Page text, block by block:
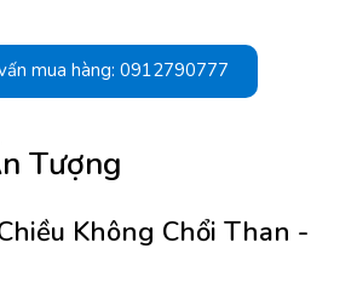
mua hàng: 0912790777
Tượng
Không Chổi Than -